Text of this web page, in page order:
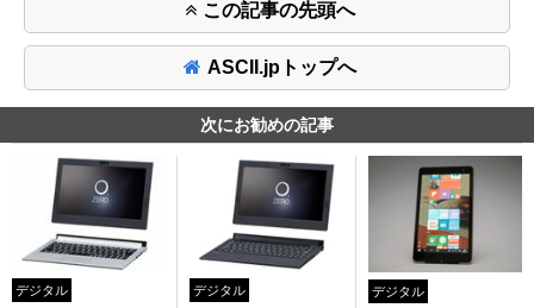
この記事の先頭へ
ASCII.jpトップへ
次にお勧めの記事
デジタル デジタル デジタル